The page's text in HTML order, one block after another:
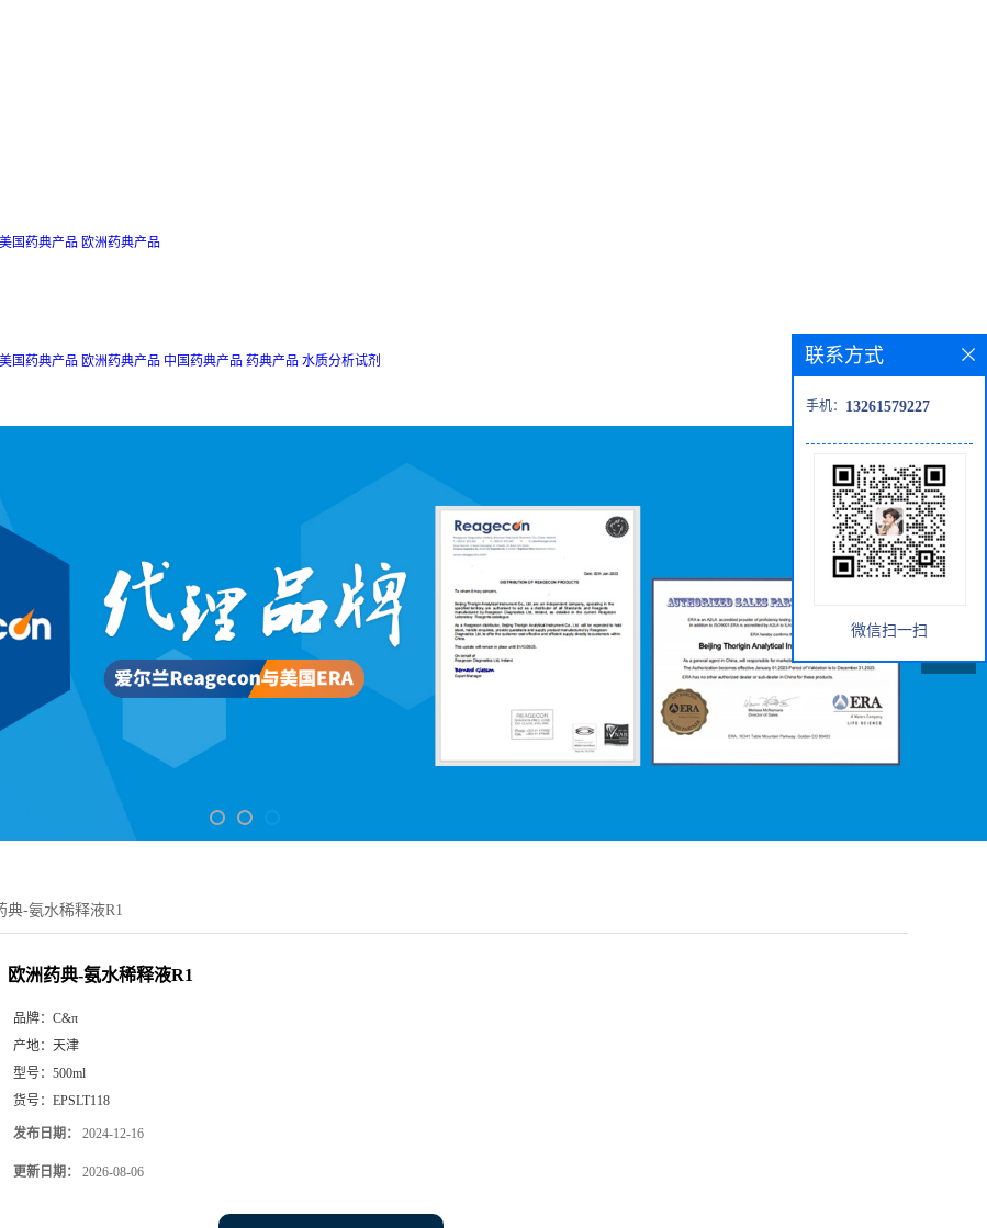
美国药典产品 欧洲药典产品
美国药典产品 欧洲药典产品 中国药典产品 药典产品 水质分析试剂
典-氨水稀释液R1
欧洲药典-氨水稀释液R1
品牌： C&π
产地： 天津
型号： 500ml
货号： EPSLT118
发布日期： 2024-12-16
更新日期： 2026-08-06
联系方式
手机： 13261579227
微信扫一扫